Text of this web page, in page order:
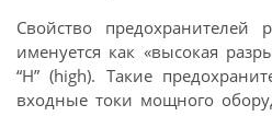
Свойство предохранителей
именуется как «высокая
“H” (high). Такие
входные токи мощного